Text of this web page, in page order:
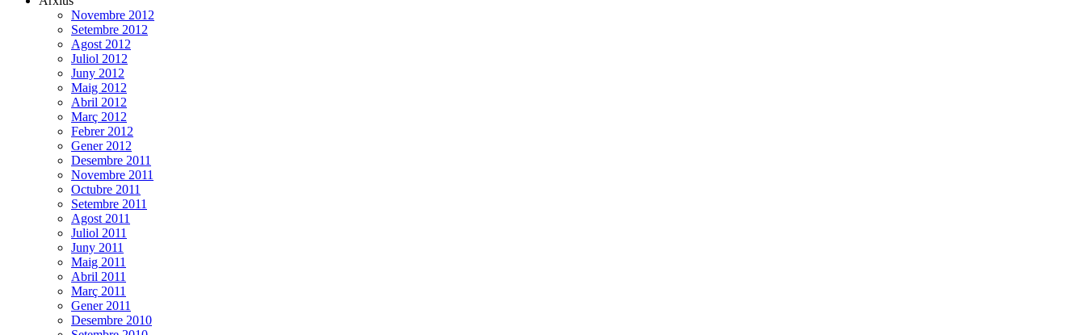
Novembre 2012
Setembre 2012
Agost 2012
Juliol 2012
Juny 2012
Maig 2012
Abril 2012
Març 2012
Febrer 2012
Gener 2012
Desembre 2011
Novembre 2011
Octubre 2011
Setembre 2011
Agost 2011
Juliol 2011
Juny 2011
Maig 2011
Abril 2011
Març 2011
Gener 2011
Desembre 2010